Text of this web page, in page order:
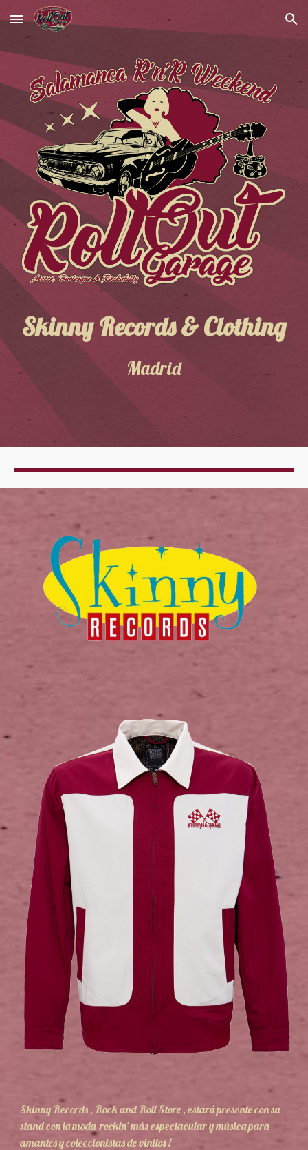
Skip to main content Skip to navigation
Skinny Records & Clothing
Madrid
Skinny Records , Rock and Roll Store , estará presente con su
stand con la moda rockin' más espectacular y música para
amantes y coleccionistas de vinilos !